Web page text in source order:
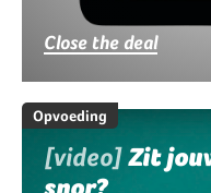
Close the deal
Opvoeding
[video]Zit